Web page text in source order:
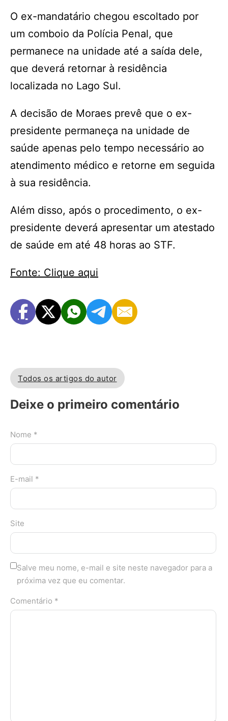
O ex-mandatário chegou escoltado por
um comboio da Polícia Penal, que
permanece na unidade até a saída dele,
que deverá retornar à residência
localizada no Lago Sul.
A decisão de Moraes prevê que o ex-
presidente permaneça na unidade de
saúde apenas pelo tempo necessário ao
atendimento médico e retorne em seguida
à sua residência.
Além disso, após o procedimento, o ex-
presidente deverá apresentar um atestado
de saúde em até 48 horas ao STF.
Fonte: Clique aqui
Todos os artigos do autor
Deixe o primeiro comentário
Nome *
E-mail *
Site
Salve meu nome, e-mail e site neste navegador para a
próxima vez que eu comentar.
Comentário *